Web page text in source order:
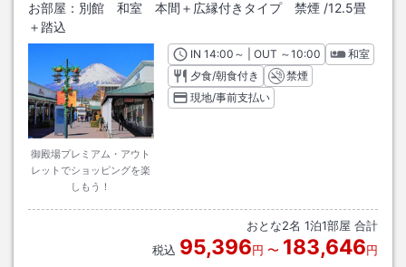
お部屋： 別館 和室 本間＋広縁付きタイプ 禁煙 /12.5畳
＋踏込
御殿場プレミアム・アウト
レットでショッピングを楽
しもう！
INチェックイン
14:00 ～ | OUT チェックアウト
～10:00
和室
夕食/朝食付き
禁煙
現地/事前支払い
おとな2名 1泊1部屋 合計
税込 95,396円 〜 183,646円